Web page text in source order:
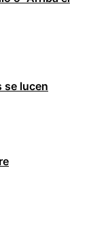
se lucen